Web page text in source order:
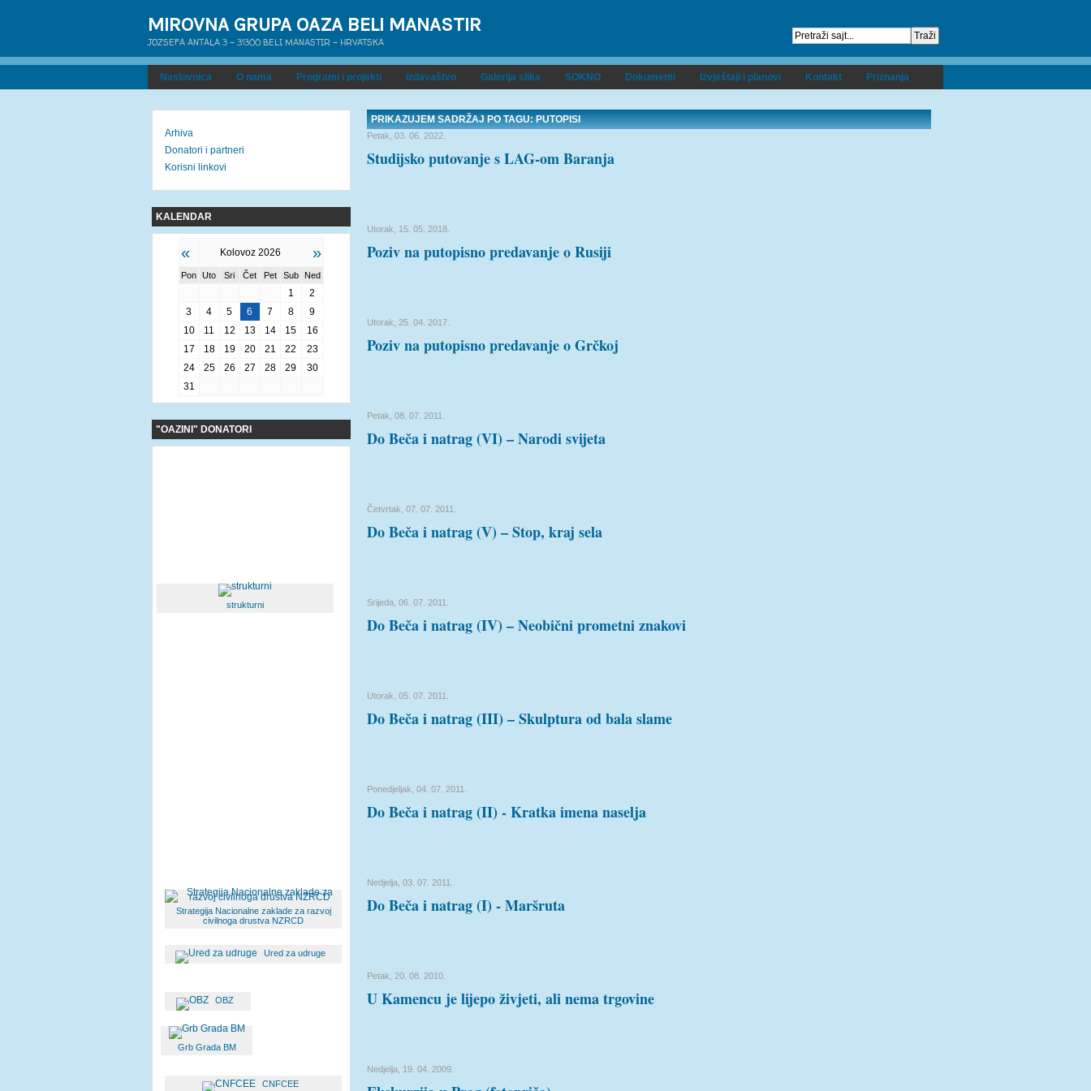
MIROVNA GRUPA OAZA BELI MANASTIR
JOZSEFA ANTALA 3 - 31300 BELI MANASTIR - HRVATSKA
Naslovnica O nama Programi i projekti Izdavaštvo Galerija slika SOKNO Dokumenti Izvještaji i planovi Kontakt Priznanja
PRIKAZUJEM SADRŽAJ PO TAGU: PUTOPISI
Petak, 03. 06. 2022.
Studijsko putovanje s LAG-om Baranja
Utorak, 15. 05. 2018.
Poziv na putopisno predavanje o Rusiji
Utorak, 25. 04. 2017.
Poziv na putopisno predavanje o Grčkoj
Petak, 08. 07. 2011.
Do Beča i natrag (VI) – Narodi svijeta
Četvrtak, 07. 07. 2011.
Do Beča i natrag (V) – Stop, kraj sela
Srijeda, 06. 07. 2011.
Do Beča i natrag (IV) – Neobični prometni znakovi
Utorak, 05. 07. 2011.
Do Beča i natrag (III) – Skulptura od bala slame
Ponedjeljak, 04. 07. 2011.
Do Beča i natrag (II) - Kratka imena naselja
Nedjelja, 03. 07. 2011.
Do Beča i natrag (I) - Maršruta
Petak, 20. 08. 2010.
U Kamencu je lijepo živjeti, ali nema trgovine
Nedjelja, 19. 04. 2009.
Arhiva
Donatori i partneri
Korisni linkovi
KALENDAR
« Kolovoz 2026 »
Pon Uto Sri Čet Pet Sub Ned
1
2
3
4 5 6 7 8
9
10
11 12 13 14 15
16
17
18 19 20 21 22
23
24
25 26 27 28 29
30
31
"OAZINI" DONATORI
strukturni
Strategija Nacionalne zaklade za razvoj
civilnoga drustva NZRCD
Ured za udruge
OBZ
Grb Grada BM
CNFCEE